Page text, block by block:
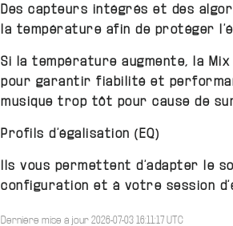
Des capteurs intégrés et des
la température afin de protéger
Si la température augmente, la
pour garantir fiabilité et
musique trop tôt pour cause de
Profils d’égalisation (EQ)
Ils vous permettent d’adapter le
configuration et à votre session
Dernière mise à jour 2026-07-03 16:11:17 UTC